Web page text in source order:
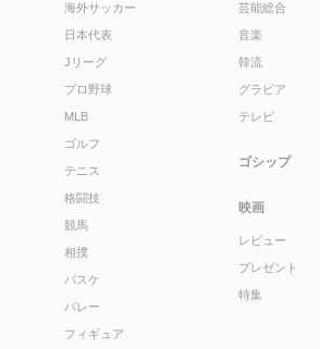
海外サッカー
日本代表
Jリーグ
プロ野球
MLB
ゴルフ
テニス
格闘技
競馬
相撲
バスケ
バレー
フィギュア
芸能総合
音楽
韓流
グラビア
テレビ
ゴシップ
映画
レビュー
プレゼント
特集